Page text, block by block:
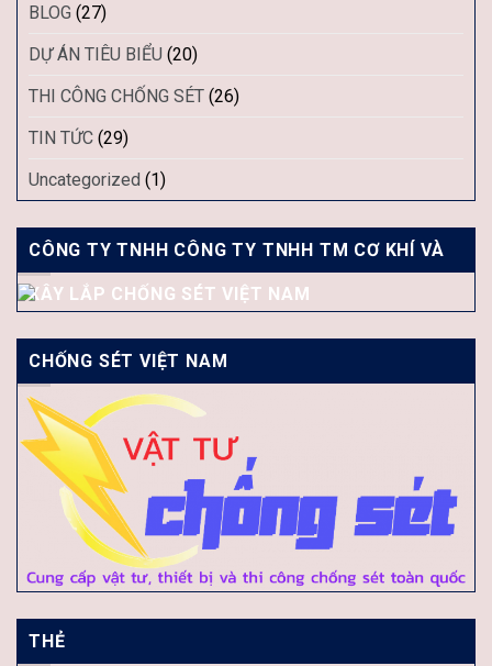
BLOG (27)
DỰ ÁN TIÊU BIỂU (20)
THI CÔNG CHỐNG SÉT (26)
TIN TỨC (29)
Uncategorized (1)
CÔNG TY TNHH CÔNG TY TNHH TM CƠ KHÍ VÀ
XÂY LẮP CHỐNG SÉT VIỆT NAM
CHỐNG SÉT VIỆT NAM
THẺ